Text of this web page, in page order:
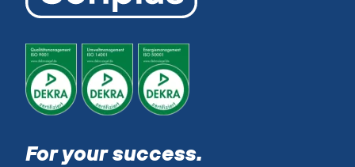
For your success.